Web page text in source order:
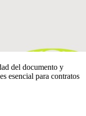
del documento y
esencial para contratos